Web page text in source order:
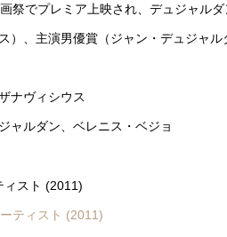
祭でプレミア上映され、デュジャル
）、主演男優賞（ジャン・デュジャ
ナヴィシウス
ャルダン、ベレニス・ベジョ
スト (2011)
ティスト (2011)